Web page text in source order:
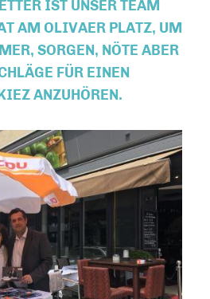
IST UNSER TEAM
AM OLIVAER PLATZ, UM
SORGEN, NÖTE ABER
FÜR EINEN
ANZUHÖREN.